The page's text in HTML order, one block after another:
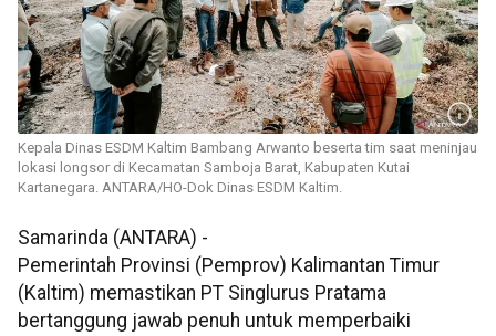
Kepala Dinas ESDM Kaltim Bambang Arwanto beserta tim saat meninjau
lokasi longsor di Kecamatan Samboja Barat, Kabupaten Kutai
Kartanegara. ANTARA/HO-Dok Dinas ESDM Kaltim.
Samarinda (ANTARA) -
Pemerintah Provinsi (Pemprov) Kalimantan Timur
(Kaltim) memastikan PT Singlurus Pratama
bertanggung jawab penuh untuk memperbaiki